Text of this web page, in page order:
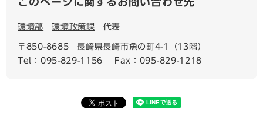
環境部 環境政策課 代表
〒850-8685
長崎県長崎市魚の町4-1（13階）
Tel：095-829-1156
Fax：095-829-1218